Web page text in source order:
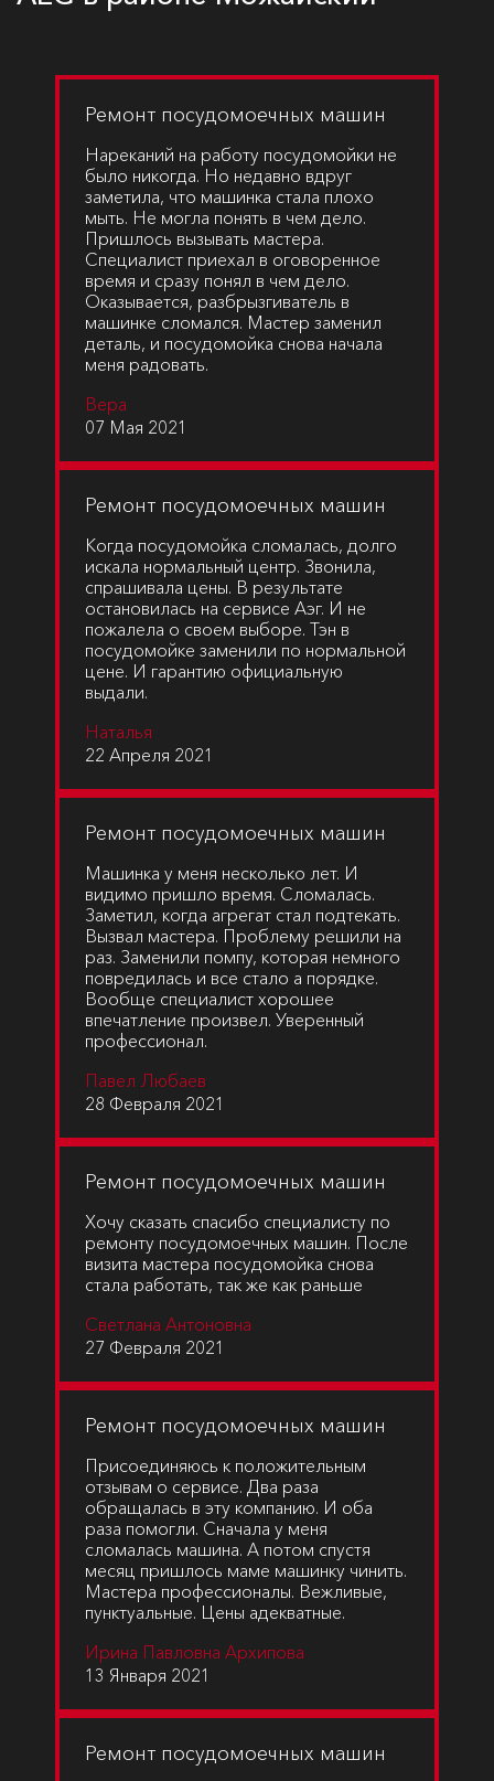
Ремонт посудомоечных машин
Нареканий на работу посудомойки не
было никогда. Но недавно вдруг
заметила, что машинка стала плохо
мыть. Не могла понять в чем дело.
Пришлось вызывать мастера.
Специалист приехал в оговоренное
время и сразу понял в чем дело.
Оказывается, разбрызгиватель в
машинке сломался. Мастер заменил
деталь, и посудомойка снова начала
меня радовать.
Вера
07 Мая 2021
Ремонт посудомоечных машин
Когда посудомойка сломалась, долго
искала нормальный центр. Звонила,
спрашивала цены. В результате
остановилась на сервисе Аэг. И не
пожалела о своем выборе. Тэн в
посудомойке заменили по нормальной
цене. И гарантию официальную
выдали.
Наталья
22 Апреля 2021
Ремонт посудомоечных машин
Машинка у меня несколько лет. И
видимо пришло время. Сломалась.
Заметил, когда агрегат стал подтекать.
Вызвал мастера. Проблему решили на
раз. Заменили помпу, которая немного
повредилась и все стало а порядке.
Вообще специалист хорошее
впечатление произвел. Уверенный
профессионал.
Павел Любаев
28 Февраля 2021
Ремонт посудомоечных машин
Хочу сказать спасибо специалисту по
ремонту посудомоечных машин. После
визита мастера посудомойка снова
стала работать, так же как раньше
Светлана Антоновна
27 Февраля 2021
Ремонт посудомоечных машин
Присоединяюсь к положительным
отзывам о сервисе. Два раза
обращалась в эту компанию. И оба
раза помогли. Сначала у меня
сломалась машина. А потом спустя
месяц пришлось маме машинку чинить.
Мастера профессионалы. Вежливые,
пунктуальные. Цены адекватные.
Ирина Павловна Архипова
13 Января 2021
Ремонт посудомоечных машин